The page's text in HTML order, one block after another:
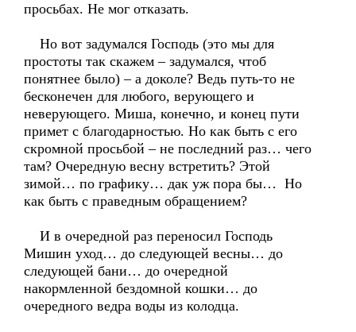
просьбах. Не мог отказать.
Но вот задумался Господь (это мы для
простоты так скажем – задумался, чтоб
понятнее было) – а доколе? Ведь путь-то не
бесконечен для любого, верующего и
неверующего. Миша, конечно, и конец пути
примет с благодарностью. Но как быть с его
скромной просьбой – не последний раз… чего
там? Очередную весну встретить? Этой
зимой… по графику… дак уж пора бы… Но
как быть с праведным обращением?
И в очередной раз переносил Господь
Мишин уход… до следующей весны… до
следующей бани… до очередной
накормленной бездомной кошки… до
очередного ведра воды из колодца.